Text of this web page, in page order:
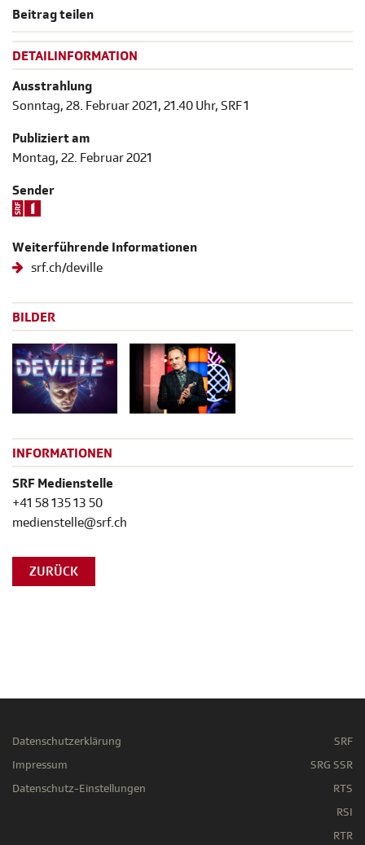
Beitrag teilen
DETAILINFORMATION
Ausstrahlung
Sonntag, 28. Februar 2021, 21.40 Uhr, SRF 1
Publiziert am
Montag, 22. Februar 2021
Sender
Weiterführende Informationen
srf.ch/deville
BILDER
INFORMATIONEN
SRF Medienstelle
+41 58 135 13 50
medienstelle@srf.ch
ZURÜCK
Datenschutzerklärung
Impressum
Datenschutz-Einstellungen
SRF
SRG SSR
RTS
RSI
RTR